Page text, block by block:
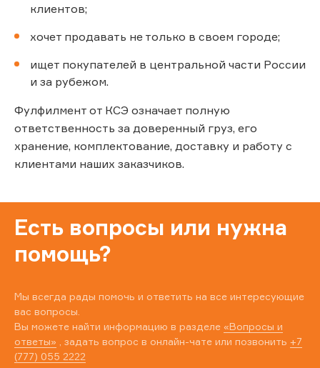
клиентов;
хочет продавать не только в своем городе;
ищет покупателей в центральной части России
и за рубежом.
Фулфилмент от КСЭ означает полную
ответственность за доверенный груз, его
хранение, комплектование, доставку и работу с
клиентами наших заказчиков.
Есть вопросы или нужна
помощь?
Мы всегда рады помочь и ответить на все интересующие
вас вопросы.
Вы можете найти информацию в разделе «Вопросы и
ответы» , задать вопрос в онлайн-чате или позвонить +7
(777) 055 2222